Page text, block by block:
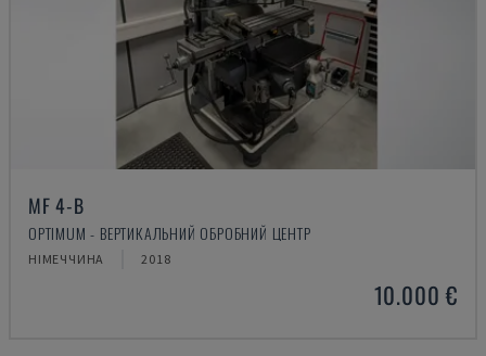
MF 4-B
OPTIMUM - ВЕРТИКАЛЬНИЙ ОБРОБНИЙ ЦЕНТР
НІМЕЧЧИНА 2018
10.000 €